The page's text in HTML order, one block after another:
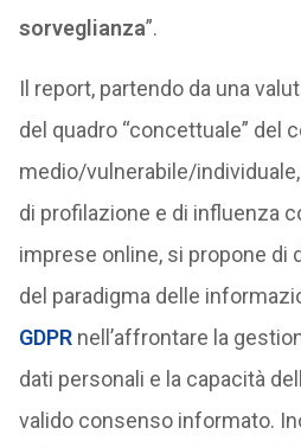
sorveglianza”.
Il report, partendo da una
del quadro “concettuale” del
medio/vulnerabile/
di profilazione e di influenza
imprese online, si propone di
del paradigma delle
GDPR nell’affrontare la
dati personali e la capacità
valido consenso informato.